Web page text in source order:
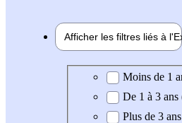
Afficher les filtres liés à l'
Expérience demandée
Moins de 1
De 1 à 3 ans
Plus de 3 ans